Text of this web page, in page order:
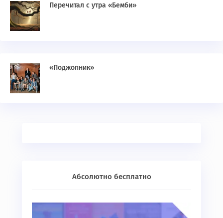
Перечитал с утра «Бемби»
«Поджопник»
Абсолютно бесплатно